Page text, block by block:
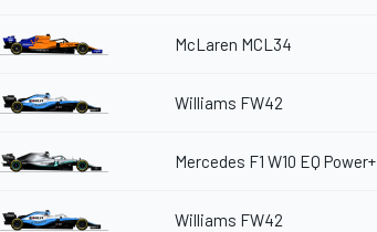
McLaren MCL34
Williams FW42
Mercedes F1 W10 EQ Power+
Williams FW42